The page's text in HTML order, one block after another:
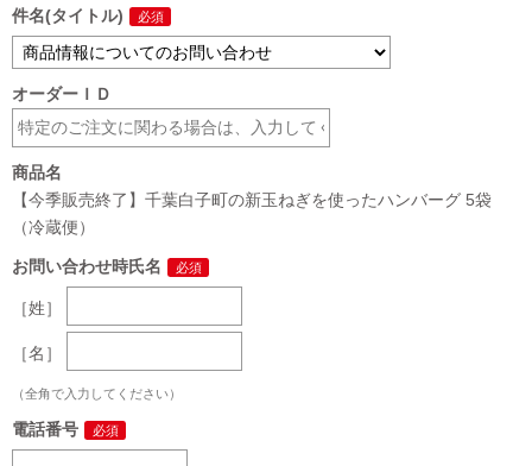
件名(タイトル)
オーダーＩＤ
商品名
【今季販売終了】千葉白子町の新玉ねぎを使ったハンバーグ 5袋
（冷蔵便）
お問い合わせ時氏名
［姓］
［名］
（全角で入力してください）
電話番号